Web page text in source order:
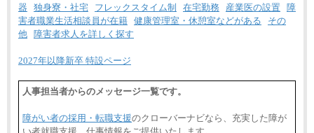
器
独身寮・社宅 フレックスタイム制 在宅勤務 産業医の設置
障
害者職業生活相談員が在籍 健康管理室・休憩室などがある
その
他
障害者求人を詳しく探す
2027年以降新卒 特設ページ
人事担当者からのメッセージ一覧です。
障がい者の採用・転職支援のクローバーナビなら、充実した障が